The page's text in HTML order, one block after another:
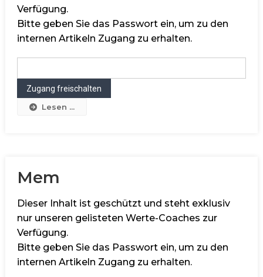
Verfügung.
Bitte geben Sie das Passwort ein, um zu den
internen Artikeln Zugang zu erhalten.
Lesen ...
Mem
Dieser Inhalt ist geschützt und steht exklusiv
nur unseren gelisteten Werte-Coaches zur
Verfügung.
Bitte geben Sie das Passwort ein, um zu den
internen Artikeln Zugang zu erhalten.